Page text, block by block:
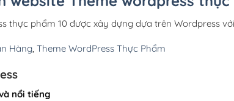
thực phẩm 10 được xây dựng dựa trên Wordpress
Hàng, Theme WordPress Thực Phẩm
nổi tiếng